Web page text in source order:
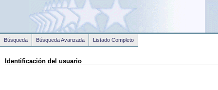
Identificación del usuario
Búsqueda Búsqueda Avanzada Listado Completo